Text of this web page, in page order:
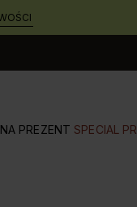
NA PREZENT SPECIAL